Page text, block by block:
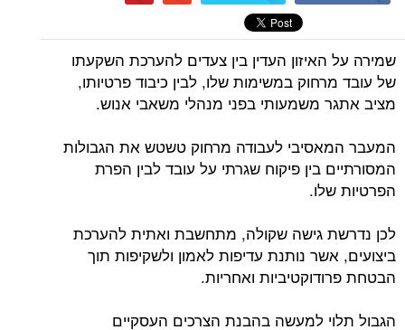
שמירה על האיזון העדין בין צעדים להערכת השקעתו
של עובד מרחוק במשימות שלו, לבין כיבוד פרטיותו,
מציב אתגר משמעותי בפני מנהלי משאבי אנוש.
המעבר המאסיבי לעבודה מרחוק טשטש את הגבולות
המסורתיים בין פיקוח שגרתי על עובד לבין הפרת
הפרטיות שלו.
לכן נדרשת גישה שקולה, מתחשבת ואתית להערכת
ביצועים, אשר נותנת עדיפות לאמון ולשקיפות תוך
הבטחת פרודוקטיביות ואחריות.
הגבול תלוי למעשה בהבנת הצרכים העסקיים